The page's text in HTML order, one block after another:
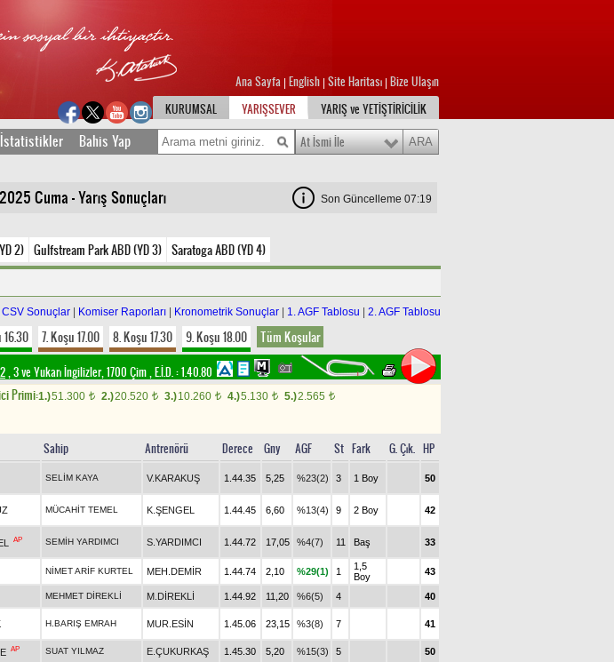
Ana Sayfa English Site Haritası Bize Ulaşın
KURUMSAL
YARIŞSEVER YARIŞ ve YETİŞTİRİCİLİK
İstatistikler Bahis Yap At İsmi İle
Cuma - Yarış Sonuçları Son Güncelleme 07:19
2) Gulfstream Park ABD (YD 3) Saratoga ABD (YD 4)
CSV Sonuçlar Komiser Raporları Kronometrik Sonuçlar 1. AGF Tablosu 2. AGF Tablosu
16.30 7. Koşu 17.00 8. Koşu 17.30 9. Koşu 18.00 Tüm Koşular
, 3 ve Yukarı İngilizler, 1700 Çim,E.İ.D. :1.40.80
Primi:1.)51.300 t 2.)20.520 t 3.)10.260 t 4.)5.130 t 5.)2.565 t
Sahip Antrenörü Derece Gny AGF St Fark G. Çık. HP
SELİM KAYA V.KARAKUŞ 1.44.35 5,25 %23(2) 3 1 Boy 50
MÜCAHİT TEMEL K.ŞENGEL 1.44.45 6,60 %13(4) 9 2 Boy 42
AP SEMİH YARDIMCI S.YARDIMCI 1.44.72 17,05 %4(7) 11 Baş 33
NİMET ARİF KURTEL MEH.DEMİR 1.44.74 2,10 %29(1) 1
1,5
Boy
43
MEHMET DİREKLİ M.DİREKLİ 1.44.92 11,20 %6(5) 4 40
H.BARIŞ EMRAH MUR.ESİN 1.45.06 23,15 %3(8) 7 41
AP SUAT YILMAZ E.ÇUKURKAŞ 1.45.30 5,20 %15(3) 5 50